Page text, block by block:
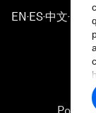
EN ▪ES▪中文▪ 日